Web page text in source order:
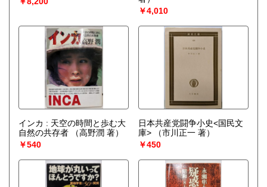
￥4,010
インカ : 天空の時間と歩む大
自然の共存者
（高野潤 著）
￥540
日本共産党闘争小史<国民文
庫>
（市川正一 著）
￥450